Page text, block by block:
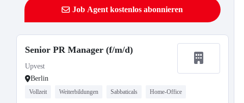
Job Agent kostenlos abonnieren
Senior PR Manager (f/m/d)
Upvest
Berlin
Vollzeit Weiterbildungen Sabbaticals Home-Office